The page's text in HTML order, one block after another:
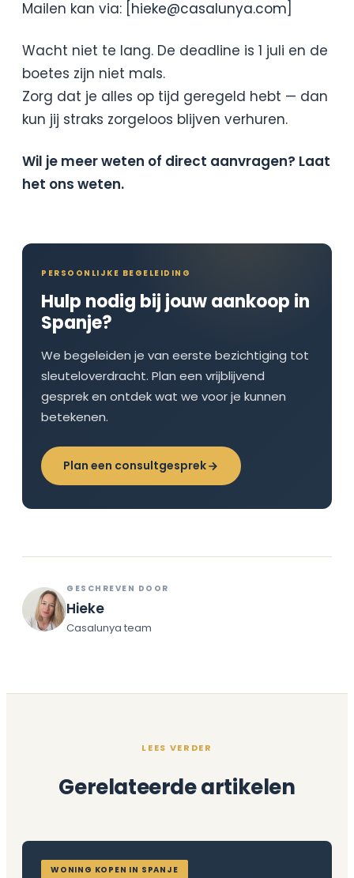
Mailen kan via: [ hieke@casalunya.com
Wacht niet te lang. De deadline is 1 juli en de
boetes zijn niet mals.
Zorg dat je alles op tijd geregeld hebt — dan
kun jij straks zorgeloos blijven verhuren.
Wil je meer weten of direct aanvragen? Laat
het ons weten.
PERSOONLIJKE BEGELEIDING
Hulp nodig bij jouw aankoop in
Spanje?
We begeleiden je van eerste bezichtiging tot
sleuteloverdracht. Plan een vrijblijvend
gesprek en ontdek wat we voor je kunnen
betekenen.
Plan een consultgesprek
GESCHREVEN DOOR
Hieke
Casalunya team
LEES VERDER
Gerelateerde artikelen
WONING KOPEN IN SPANJE